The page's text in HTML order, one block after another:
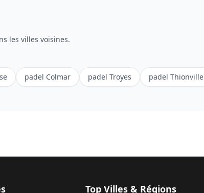
les villes voisines.
padel Colmar padel Troyes padel Thionville
Top Villes & Régions